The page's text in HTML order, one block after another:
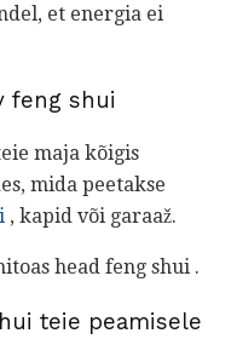
et energia ei
feng shui
maja kõigis
mida peetakse
, kapid või garaaž.
head feng shui .
teie peamisele